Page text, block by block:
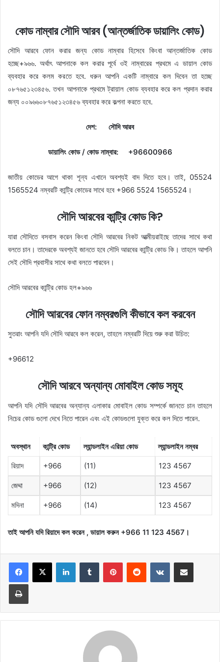
কোড নাম্বার সৌদি আরব (আন্তর্জাতিক ডায়ালিং কোড)
সৌদি আরবে ফোন করার জন্য কোড নাম্বার হিসেবে কিংবা আন্তর্জাতিক কোড
হচ্ছে+৯৬৬. অর্থাৎ আপনাকে কল করার পূর্বে ওই নাম্বারের প্রথমে এ ডায়াল কোড
ব্যবহার করে কলম করতে হবে. ধরুন আপনি একটি নাম্বারে কল দিবেন তা হচ্ছে
০৮৭৬৫১২৩৪৫৬. তখন আপনাকে প্রথমে ট্রায়াল কোড ব্যবহার করে কল প্রদান করার
জন্য ০০৯৬৬০৮৭৬৫১২৩৪৫৬ ব্যবহার করে কল্পনা করতে হবে.
দেশ: সৌদি আরব
ডায়ালিং কোড / কোড নাম্বার: +96600966
জাতীয় কোডের আগে থাকা শূন্য এখানে অবশ্যই বাদ দিতে হবে। তাই, 05524
1565524 নম্বরটি কান্ট্রি কোডের সাথে হবে +966 5524 1565524।
সৌদি আরবের কান্ট্রি কোড কি?
যারা সৌদিতে বসবাস করেন কিংবা সৌদি আরবের নিকট আত্মীয়রাইছে তাদের সাথে কথা
বলতে চান। তাদেরকে অবশ্যই জানতে হবে সৌদি আরবের কান্ট্রি কোড কি। তাহলে আপনি
সেই সৌদি প্রবাসীর সাথে কথা বলতে পারবেন।
সৌদি আরবের কান্ট্রি কোড হল+৯৬৬
সৌদি আরবের ফোন নম্বরগুলি কীভাবে কল করবেন
সুতরাং আপনি যদি সৌদি আরবে কল করেন, তাহলে নম্বরটি দিয়ে শুরু করা উচিত:
+96612
সৌদি আরবে অন্যান্য মোবাইল কোড সমূহ
আপনি যদি সৌদি আরবের অন্যান্য এলাকার মোবাইল কোড সম্পর্কে জানতে চান তাহলে
নিচের কোড গুলো দেখে নিতে পারেন এবং এই কোডগুলো যুক্ত করে কল দিতে পারেন.
অবস্থান কান্ট্রি কোড ল্যান্ডলাইন এরিয়া কোড ল্যান্ডলাইন নম্বর
রিয়াদ +966 (11) 123 4567
জেদ্দা +966 (12) 123 4567
মদিনা +966 (14) 123 4567
তাই আপনি যদি রিয়াদে কল করেন, ডায়াল করুন+966 11 123 4567 ।
LinkedInTumblr PinterestReddit VKontakteShare via Email
Print